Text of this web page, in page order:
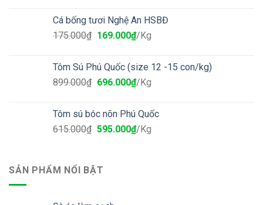
Cá bống tươi Nghệ An HSBĐ
175.000₫ 169.000₫/Kg
Tôm Sú Phú Quốc (size 12 -15 con/kg)
899.000₫ 696.000₫/Kg
Tôm sú bóc nõn Phú Quốc
615.000₫ 595.000₫/Kg
SẢN PHẨM NỔI BẬT